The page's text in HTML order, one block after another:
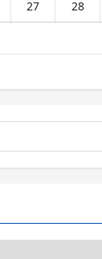
27 28